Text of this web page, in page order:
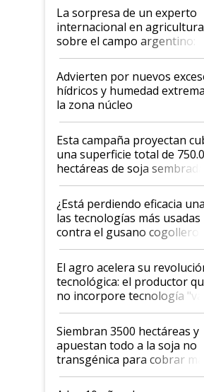
La sorpresa de un experto
internacional en agricultura
sobre el campo argentino:
"Estoy muy impresionado"
Advierten por nuevos
hídricos y humedad
la zona núcleo
Esta campaña proyectan
una superficie total de
hectáreas de soja sembradas
con una nueva generación
variedades que marcan un
salto tecnológico en
rendimiento
¿Está perdiendo eficacia
las tecnologías más usadas
contra el gusano cogollero?
desafío de una tecnología
El agro acelera su
tecnológica: el productor
no incorpore tecnología "va a
perder el tren"
Siembran 3500 hectáreas y
apuestan todo a la soja no
transgénica para cobrar más
por tonelada: compraron
semillero